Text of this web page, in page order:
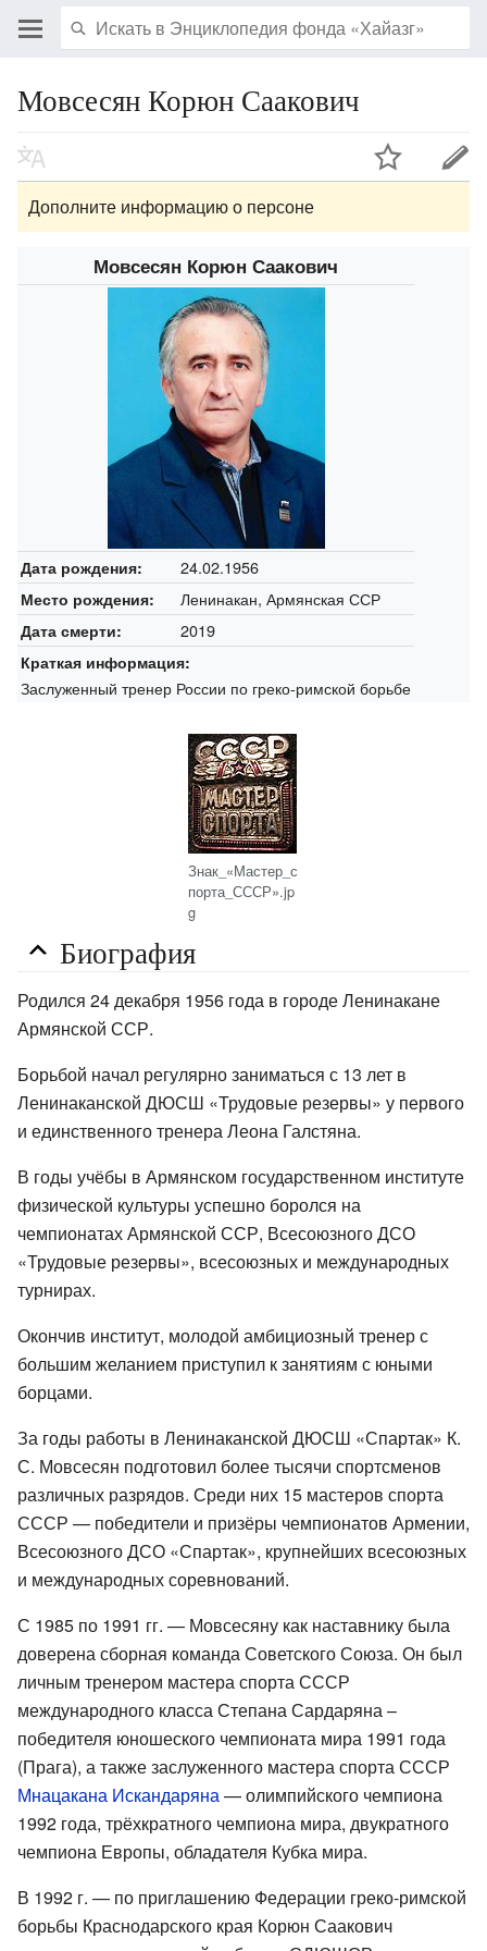
Мовсесян Корюн Саакович
Дополните информацию о персоне
Мовсесян Корюн Саакович
Дата рождения: 24.02.1956
Место рождения: Ленинакан, Армянская ССР
Дата смерти: 2019
Краткая информация:
Заслуженный тренер России по греко-римской борьбе
Знак_«Мастер_с
порта_СССР».jp
g
Биография
Родился 24 декабря 1956 года в городе Ленинакане
Армянской ССР.
Борьбой начал регулярно заниматься с 13 лет в
Ленинаканской ДЮСШ «Трудовые резервы» у первого
и единственного тренера Леона Галстяна.
В годы учёбы в Армянском государственном институте
физической культуры успешно боролся на
чемпионатах Армянской ССР, Всесоюзного ДСО
«Трудовые резервы», всесоюзных и международных
турнирах.
Окончив институт, молодой амбициозный тренер с
большим желанием приступил к занятиям с юными
борцами.
За годы работы в Ленинаканской ДЮСШ «Спартак» К.
С. Мовсесян подготовил более тысячи спортсменов
различных разрядов. Среди них 15 мастеров спорта
СССР — победители и призёры чемпионатов Армении,
Всесоюзного ДСО «Спартак», крупнейших всесоюзных
и международных соревнований.
С 1985 по 1991 гг. — Мовсесяну как наставнику была
доверена сборная команда Советского Союза. Он был
личным тренером мастера спорта СССР
международного класса Степана Сардаряна –
победителя юношеского чемпионата мира 1991 года
(Прага), а также заслуженного мастера спорта СССР
Мнацакана Искандаряна— олимпийского чемпиона
1992 года, трёхкратного чемпиона мира, двукратного
чемпиона Европы, обладателя Кубка мира.
В 1992 г. — по приглашению Федерации греко-римской
борьбы Краснодарского края Корюн Саакович